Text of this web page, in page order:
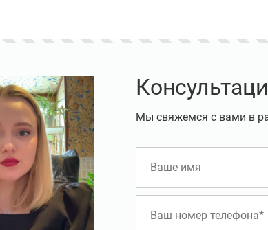
Мы свяжемся с вами в